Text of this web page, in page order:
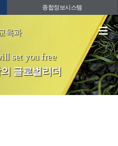
종합정보시스템
육과
set you free
글로벌리더